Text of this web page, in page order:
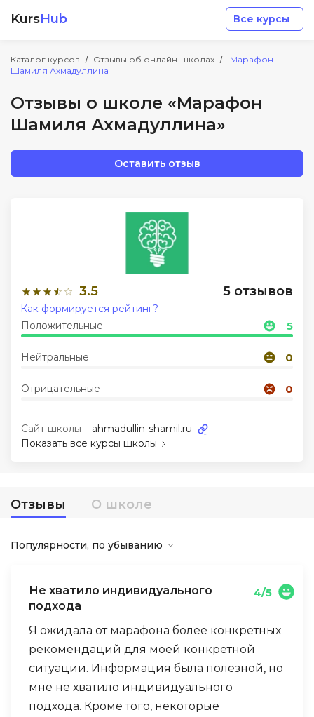
KursHub Все курсы
Каталог курсов Отзывы об онлайн-школах
Марафон
Шамиля Ахмадуллина
Отзывы о школе «Марафон
Шамиля Ахмадуллина»
Оставить отзыв
3.5 5 отзывов
Положительные 5
Нейтральные 0
Отрицательные 0
Как формируется рейтинг?
Показать все курсы школы
Отзывы О школе
Сайт школы – ahmadullin-shamil.ru
Популярности, по убыванию
Не хватило индивидуального
подхода
4/5
Я ожидала от марафона более конкретных
рекомендаций для моей конкретной
ситуации. Информация была полезной, но
мне не хватило индивидуального
подхода. Кроме того, некоторые
Разработка
Менеджмент
Soft Skills
ДПО
Акции и промокоды